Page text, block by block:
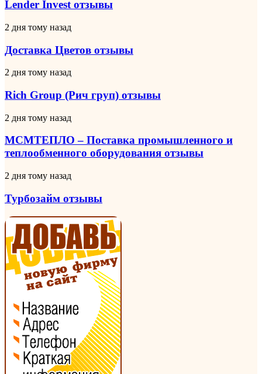
отзывы
Lender Invest отзывы
Доставка
отзывы
2 дня тому назад
Доставка Цветов отзывы
Rich
(Рич
груп)
отзывы
2 дня тому назад
Rich Group (Рич груп) отзывы
МСМТЕПЛО
Поставка
промышленного
и
оборудования
2 дня тому назад
МСМТЕПЛО – Поставка промышленного и
теплообменного оборудования отзывы
Турбозайм
2 дня тому назад
Турбозайм отзывы